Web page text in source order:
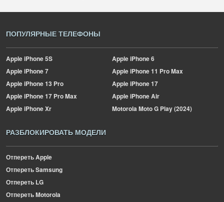
ПОПУЛЯРНЫЕ ТЕЛЕФОНЫ
AppleiPhone 5S AppleiPhone 6
AppleiPhone 7 AppleiPhone 11 Pro Max
AppleiPhone 13 Pro AppleiPhone 17
AppleiPhone 17 Pro Max AppleiPhone Air
AppleiPhone Xr MotorolaMoto G Play (2024)
РАЗБЛОКИРОВАТЬ МОДЕЛИ
Отпереть Apple
Отпереть Samsung
Отпереть LG
Отпереть Motorola